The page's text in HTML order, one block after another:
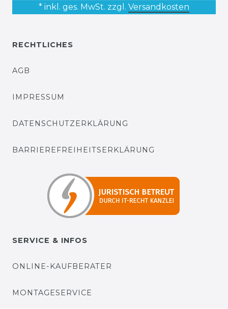
* inkl. ges. MwSt. zzgl. Versandkosten
RECHTLICHES
AGB
IMPRESSUM
DATENSCHUTZERKLÄRUNG
BARRIEREFREIHEITSERKLÄRUNG
SERVICE & INFOS
ONLINE-KAUFBERATER
MONTAGESERVICE